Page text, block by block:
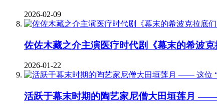
2026-02-09
佐佐木藏之介主演医疗时代剧《幕末的希波
2026-01-22
活跃于幕末时期的陶艺家尼僧大田垣莲月